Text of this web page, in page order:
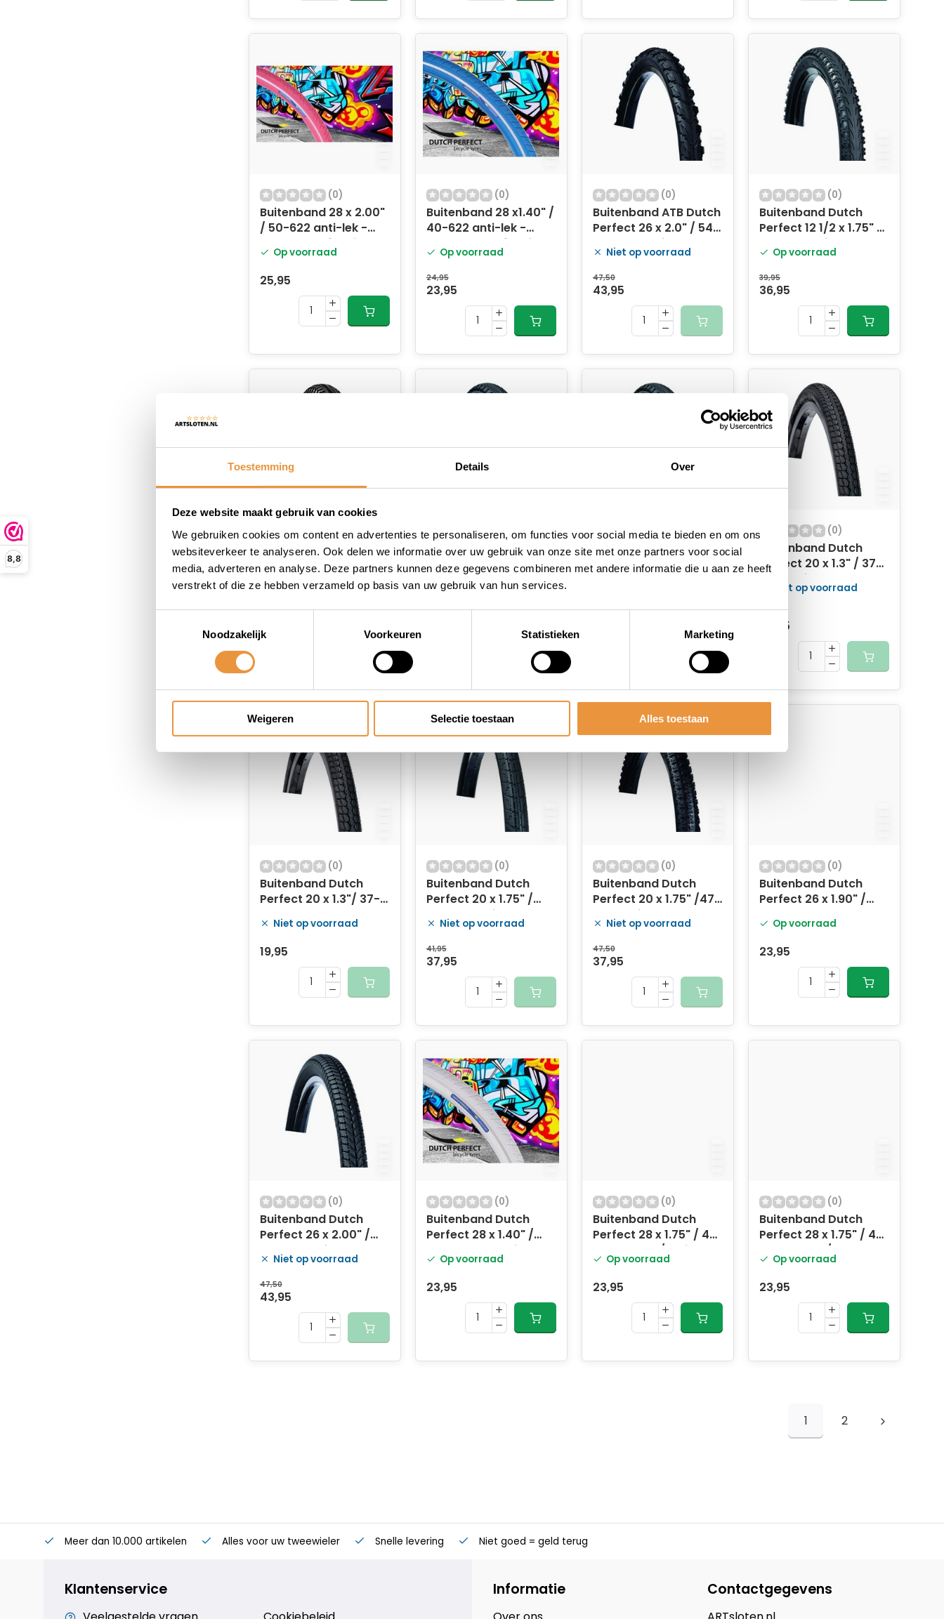
Toestemming Details Over
Deze website maakt gebruik van cookies
We gebruiken cookies om content en advertenties te personaliseren, om functies voor social media te bieden en om ons
websiteverkeer te analyseren. Ook delen we informatie over uw gebruik van onze site met onze partners voor social
media, adverteren en analyse. Deze partners kunnen deze gegevens combineren met andere informatie die u aan ze heeft
verstrekt of die ze hebben verzameld op basis van uw gebruik van hun services.
Noodzakelijk
Voorkeuren Statistieken Marketing
Weigeren Selectie toestaan Alles toestaan
8,8
(0)
Buitenband 28 x 2.00"
/ 50-622 anti-lek -
roze met reflectie
Op voorraad
25,95
(0)
Buitenband 28 x1.40" /
40-622 anti-lek -
blauw met reflectie
Op voorraad
24,95
23,95
(0)
Buitenband ATB Dutch
Perfect 26 x 2.0" / 54-
559 mm anti-lek-
zwart met reflectie
Niet op voorraad
47,50
43,95
(0)
Buitenband Dutch
Perfect 12 1/2 x 1.75" /
47-203 anti-lek -
zwart
Op voorraad
39,95
36,95
(0)
Buitenband Dutch
Perfect 12 1/2 x 2 1/4"/
62-203 anti-lek -
zwart
Niet op voorraad
47,50
(0)
Buitenband Dutch
Perfect 16 x 1.75" / 47-
305mm - zwart met
reflectie
Niet op voorraad
(0)
Buitenband Dutch
Perfect 16 x 1.75" / 47-
47,50
(0)
Buitenband Dutch
Perfect 20 x 1.3" / 37-
406 anti-lek - zwart
met reflectie
Niet op voorraad
47,50
39,95
(0)
Buitenband Dutch
Perfect 20 x 1.3"/ 37-
406 - zwart met
reflectie
Niet op voorraad
19,95
(0)
Buitenband Dutch
Perfect 20 x 1.75" /
47-406 anti-lek -
zwart met reflectie
Niet op voorraad
41,95
37,95
(0)
Buitenband Dutch
Perfect 20 x 1.75" /47-
Niet op voorraad
47,50
37,95
(0)
Buitenband Dutch
Perfect 26 x 1.90" /
reflectie
Op voorraad
23,95
(0)
Buitenband Dutch
Perfect 26 x 2.00" /
54-559 anti-lek -
zwart met reflectie
Niet op voorraad
47,50
43,95
(0)
Buitenband Dutch
Perfect 28 x 1.40" /
40-622mm anti-lek -
wit met reflectie
Op voorraad
23,95
(0)
Buitenband Dutch
Perfect 28 x 1.75" / 47-
622 - zwart/bruin
Op voorraad
23,95
(0)
Buitenband Dutch
Perfect 28 x 1.75" / 47-
622 - zwart/creme
Op voorraad
23,95
1 2
Meer dan 10.000 artikelen Alles voor uw tweewieler Snelle levering Niet goed = geld terug
Klantenservice Informatie Contactgegevens